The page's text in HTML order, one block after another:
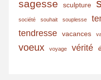
sagesse sculpture
société souhait souplesse
tendresse
vacances
voeux
voyage vérité